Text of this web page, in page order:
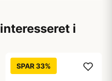
i
SPAR 33%